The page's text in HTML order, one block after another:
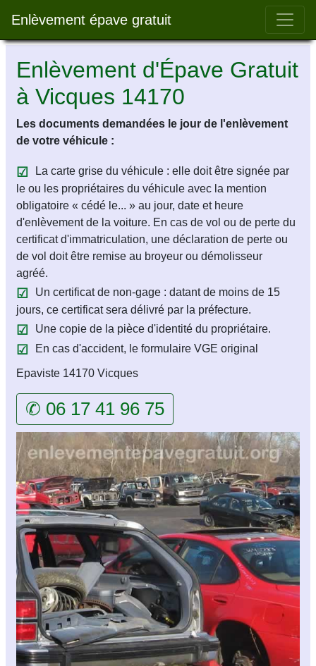
Enlèvement épave gratuit Bar
Enlèvement d'Épave Gratuit
à Vicques 14170
Les documents demandées le jour de l'enlèvement
de votre véhicule :
La carte grise du véhicule : elle doit être signée par
le ou les propriétaires du véhicule avec la mention
obligatoire « cédé le... » au jour, date et heure
d'enlèvement de la voiture. En cas de vol ou de perte du
certificat d'immatriculation, une déclaration de perte ou
de vol doit être remise au broyeur ou démolisseur
agréé.
Un certificat de non-gage : datant de moins de 15
jours, ce certificat sera délivré par la préfecture.
Une copie de la pièce d'identité du propriétaire.
En cas d'accident, le formulaire VGE original
Epaviste 14170 Vicques
✆ 06 17 41 96 75